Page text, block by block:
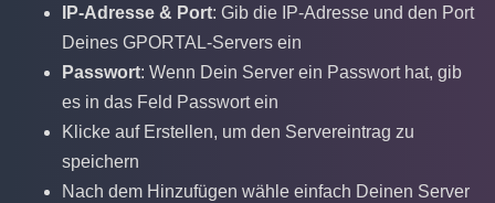
IP-Adresse & Port: Gib die IP-Adresse und den Port
Deines GPORTAL-Servers ein
Passwort: Wenn Dein Server ein Passwort hat, gib
es in das Feld Passwort ein
Klicke auf Erstellen, um den Servereintrag zu
speichern
Nach dem Hinzufügen wähle einfach Deinen Server